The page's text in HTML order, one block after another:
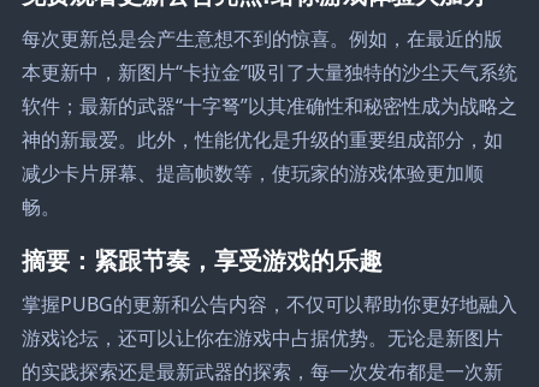
每次更新总是会产生意想不到的惊喜。例如，在最近的版
本更新中，新图片“卡拉金”吸引了大量独特的沙尘天气系统
软件；最新的武器“十字弩”以其准确性和秘密性成为战略之
神的新最爱。此外，性能优化是升级的重要组成部分，如
减少卡片屏幕、提高帧数等，使玩家的游戏体验更加顺
畅。
摘要：紧跟节奏，享受游戏的乐趣
掌握PUBG的更新和公告内容，不仅可以帮助你更好地融入
游戏论坛，还可以让你在游戏中占据优势。无论是新图片
的实践探索还是最新武器的探索，每一次发布都是一次新